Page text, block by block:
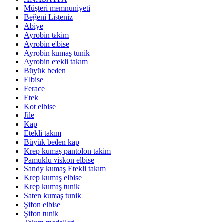
Müşteri memnuniyeti
Beğeni Listeniz
Abiye
Ayrobin takim
Ayrobin elbise
Ayrobin kumaş tunik
Ayrobin etekli takım
Büyük beden
Elbise
Ferace
Etek
Kot elbise
Jile
Kap
Etekli takım
Büyük beden kap
Krep kumaş pantolon takim
Pamuklu viskon elbise
Sandy kumaş Etekli takım
Krep kumaş elbise
Krep kumaş tunik
Saten kumaş tunik
Şifon elbise
Şifon tunik